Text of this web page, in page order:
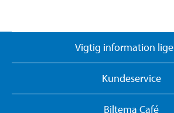
Vigtig information
Kundeservice
Biltema Café